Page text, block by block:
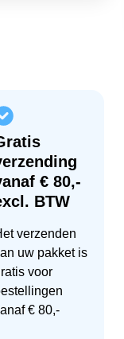
€ 80,-
BTW
verzenden
uw pakket is
voor
€ 80,-